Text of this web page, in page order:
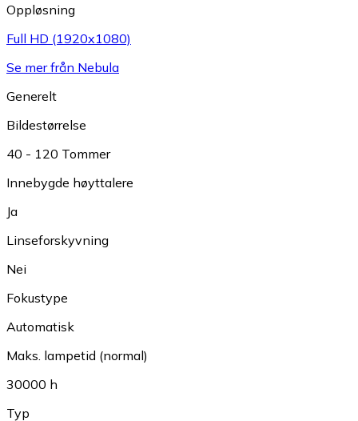
Oppløsning
Full HD (1920x1080)
Se mer från Nebula
Generelt
Bildestørrelse
40 - 120 Tommer
Innebygde høyttalere
Ja
Linseforskyvning
Nei
Fokustype
Automatisk
Maks. lampetid (normal)
30000 h
Typ